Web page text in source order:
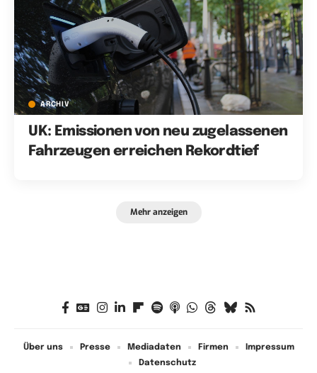
ARCHIV
UK: Emissionen von neu zugelassenen
Fahrzeugen erreichen Rekordtief
Mehr anzeigen
Über uns Presse Mediadaten Firmen
Impressum
Datenschutz